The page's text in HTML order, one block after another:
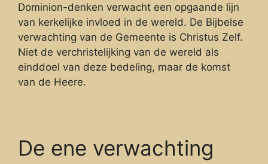
Dominion-denken verwacht een opgaande lijn
van kerkelijke invloed in de wereld. De Bijbelse
verwachting van de Gemeente is Christus Zelf.
Niet de verchristelijking van de wereld als
einddoel van deze bedeling, maar de komst
van de Heere.
De ene verwachting